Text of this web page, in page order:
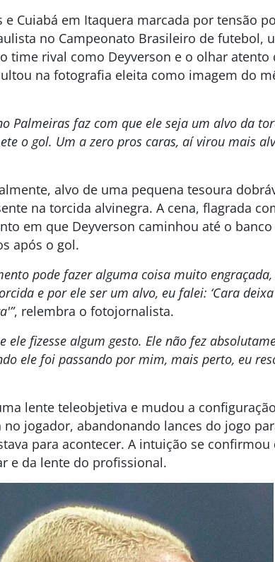
Cuiabá em Itaquera marcada por tensão
no Campeonato Brasileiro de futebol,
time rival como Deyverson e o olhar atento
na fotografia eleita como imagem do
Palmeiras faz com que ele seja um alvo da
o gol. Um a zero pros caras, aí virou mais
alvo de uma pequena tesoura
na torcida alvinegra. A cena, flagrada
em que Deyverson caminhou até o banco
após o gol.
pode fazer alguma coisa muito
e por ele ser um alvo, eu falei: ‘Cara
, relembra o fotojornalista.
ele fizesse algum gesto. Ele não fez
ele foi passando por mim, mais perto, eu
lente teleobjetiva e mudou a
jogador, abandonando lances do jogo
para acontecer. A intuição se confirmou
e da lente do profissional.